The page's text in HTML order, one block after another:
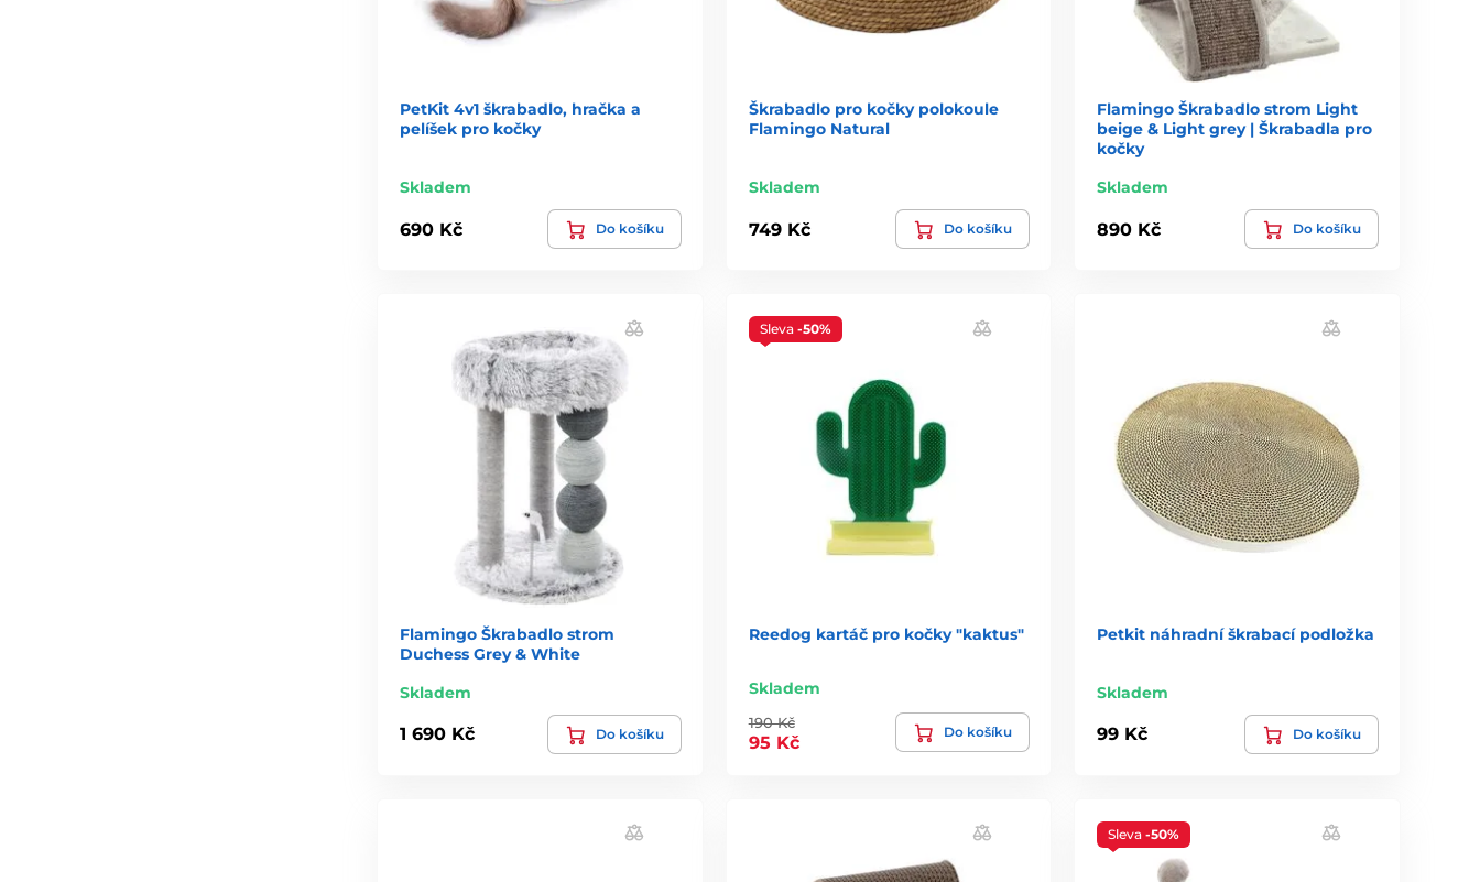
PetKit 4v1 škrabadlo, hračka a
pelíšek pro kočky
Skladem
690 Kč Do košíku
Škrabadlo pro kočky polokoule
Flamingo Natural
Skladem
749 Kč Do košíku
Flamingo Škrabadlo strom Light
beige & Light grey | Škrabadla pro
kočky
Skladem
890 Kč Do košíku
Flamingo Škrabadlo strom
Duchess Grey & White
Skladem
1 690 Kč Do košíku
Sleva -50%
Reedog kartáč pro kočky "kaktus"
Skladem
190 Kč
95 Kč
Do košíku
Petkit náhradní škrabací podložka
Skladem
99 Kč Do košíku
Sleva-50%